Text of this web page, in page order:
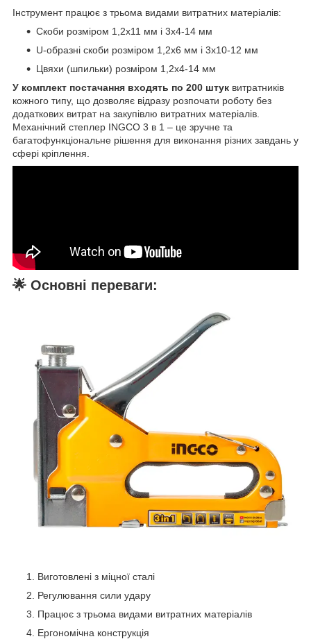
Інструмент працює з трьома видами витратних матеріалів:
Скоби розміром 1,2х11 мм і 3х4-14 мм
U-образні скоби розміром 1,2х6 мм і 3х10-12 мм
Цвяхи (шпильки) розміром 1,2х4-14 мм
У комплект постачання входять по 200 штук витратників
кожного типу, що дозволяє відразу розпочати роботу без
додаткових витрат на закупівлю витратних матеріалів.
Механічний степлер INGCO 3 в 1 – це зручне та
багатофункціональне рішення для виконання різних завдань у
сфері кріплення.
🌟 Основні переваги:
Виготовлені з міцної сталі
Регулювання сили удару
Працює з трьома видами витратних матеріалів
Ергономічна конструкція